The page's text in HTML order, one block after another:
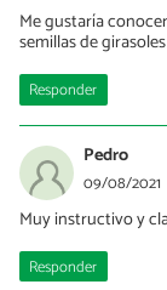
Me gustaría
semillas de
Responder
Pedro
09/08/2021
Muy instructivo y
Responder